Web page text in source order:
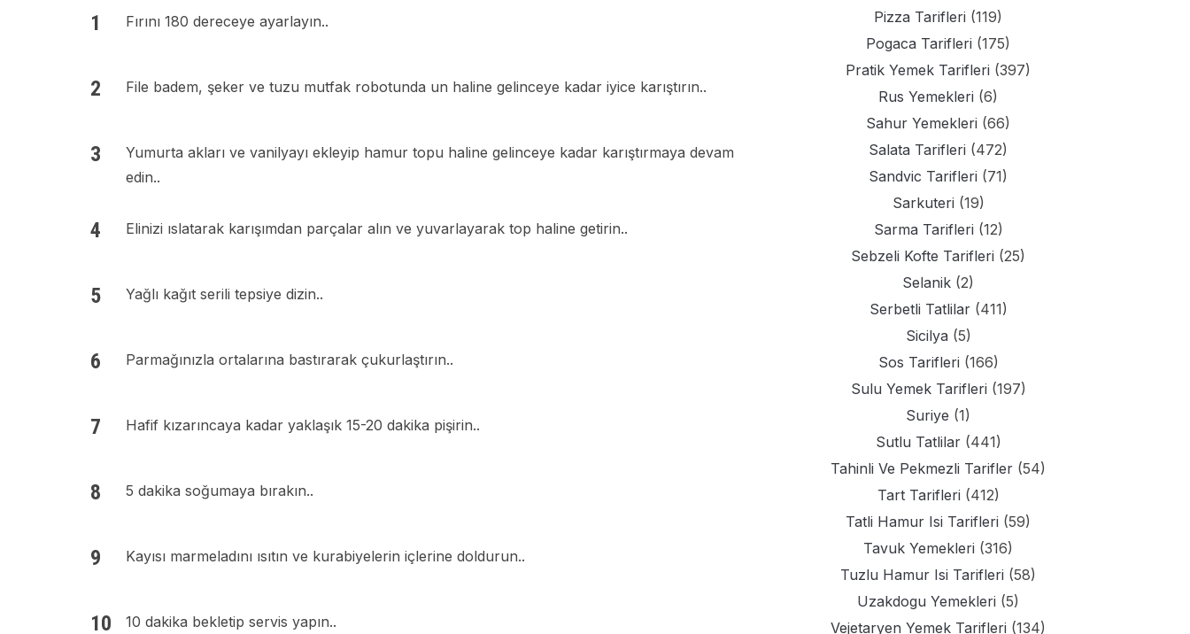
Fırını 180 dereceye ayarlayın..
File badem, şeker ve tuzu mutfak robotunda un haline gelinceye kadar iyice karıştırın..
Yumurta akları ve vanilyayı ekleyip hamur topu haline gelinceye kadar karıştırmaya devam
edin..
Elinizi ıslatarak karışımdan parçalar alın ve yuvarlayarak top haline getirin..
Yağlı kağıt serili tepsiye dizin..
Parmağınızla ortalarına bastırarak çukurlaştırın..
Hafif kızarıncaya kadar yaklaşık 15-20 dakika pişirin..
5 dakika soğumaya bırakın..
Kayısı marmeladını ısıtın ve kurabiyelerin içlerine doldurun..
10 dakika bekletip servis yapın..
Pizza Tarifleri (119)
Pogaca Tarifleri (175)
Pratik Yemek Tarifleri (397)
Rus Yemekleri (6)
Sahur Yemekleri (66)
Salata Tarifleri (472)
Sandvic Tarifleri (71)
Sarkuteri (19)
Sarma Tarifleri (12)
Sebzeli Kofte Tarifleri (25)
Selanik (2)
Serbetli Tatlilar(411)
Sicilya (5)
Sos Tarifleri (166)
Sulu Yemek Tarifleri (197)
Suriye (1)
Sutlu Tatlilar(441)
Tahinli Ve Pekmezli Tarifler (54)
Tart Tarifleri (412)
Tatli Hamur Isi Tarifleri (59)
Tavuk Yemekleri (316)
Tuzlu Hamur Isi Tarifleri (58)
Uzakdogu Yemekleri (5)
Vejetaryen Yemek Tarifleri (134)